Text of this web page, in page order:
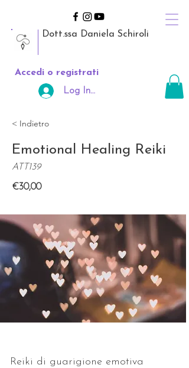
Dott.ssa Daniela Schiroli
Accedi o registrati
Log In Area Riservata
< Indietro
Emotional Healing Reiki
ATT139
€30,00
Reiki di guarigione emotiva